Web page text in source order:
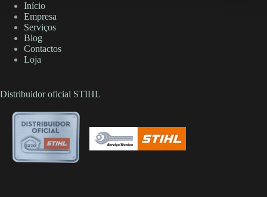
Início
Empresa
Serviços
Blog
Contactos
Loja
Distribuidor oficial STIHL